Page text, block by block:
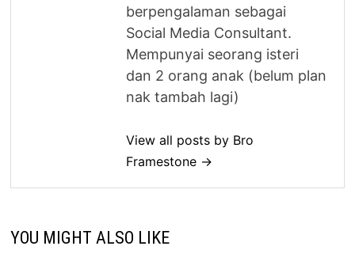
berpengalaman sebagai
Social Media Consultant.
Mempunyai seorang isteri
dan 2 orang anak (belum plan
nak tambah lagi)
View all posts by Bro
Framestone →
YOU MIGHT ALSO LIKE